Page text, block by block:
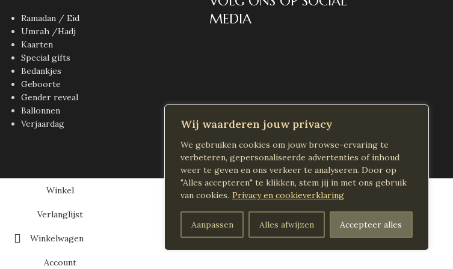
Wij waarderen jouw privacy
We gebruiken cookies om jouw browse-ervaring te
verbeteren, gepersonaliseerde advertenties of inhoud
weer te geven en ons verkeer te analyseren. Door op
"Alles accepteren" te klikken, stem jij in met ons gebruik
van cookies. Privacy en cookieverklaring
Aanpassen Alles afwijzen Accepteer alles
Ramadan / Eid
Umrah /Hadj
Kaarten
Special gifts
Bedankjes
Geboorte
Gender reveal
Ballonnen
Verjaardag
MEDIA
Winkel
Verlanglijst
Winkelwagen
Account